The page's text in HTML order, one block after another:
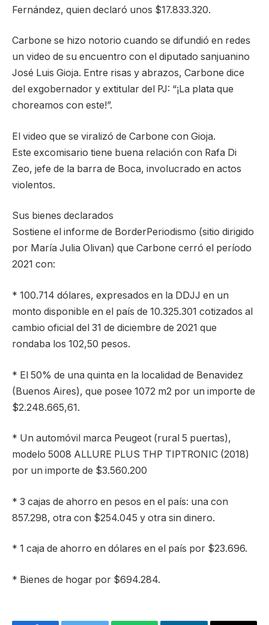
Fernández, quien declaró unos $17.833.320.
Carbone se hizo notorio cuando se difundió en redes
un video de su encuentro con el diputado sanjuanino
José Luis Gioja. Entre risas y abrazos, Carbone dice
del exgobernador y extitular del PJ: “¡La plata que
choreamos con este!”.
El video que se viralizó de Carbone con Gioja.
Este excomisario tiene buena relación con Rafa Di
Zeo, jefe de la barra de Boca, involucrado en actos
violentos.
Sus bienes declarados
Sostiene el informe de BorderPeriodismo (sitio dirigido
por María Julia Olivan) que Carbone cerró el período
2021 con:
* 100.714 dólares, expresados en la DDJJ en un
monto disponible en el país de 10.325.301 cotizados al
cambio oficial del 31 de diciembre de 2021 que
rondaba los 102,50 pesos.
* El 50% de una quinta en la localidad de Benavidez
(Buenos Aires), que posee 1072 m2 por un importe de
$2.248.665,61.
* Un automóvil marca Peugeot (rural 5 puertas),
modelo 5008 ALLURE PLUS THP TIPTRONIC (2018)
por un importe de $3.560.200
* 3 cajas de ahorro en pesos en el país: una con
857.298, otra con $254.045 y otra sin dinero.
* 1 caja de ahorro en dólares en el país por $23.696.
* Bienes de hogar por $694.284.